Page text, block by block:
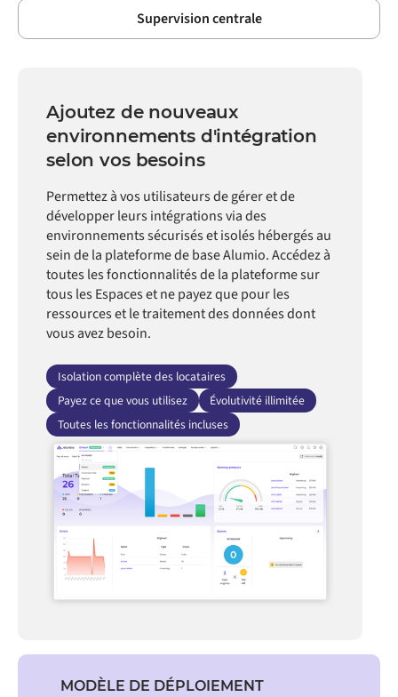
Supervision centrale
Ajoutez de nouveaux
environnements d'intégration
selon vos besoins
Permettez à vos utilisateurs de gérer et de
développer leurs intégrations via des
environnements sécurisés et isolés hébergés au
sein de la plateforme de base Alumio. Accédez à
toutes les fonctionnalités de la plateforme sur
tous les Espaces et ne payez que pour les
ressources et le traitement des données dont
vous avez besoin.
Isolation complète des locataires
Payez ce que vous utilisez
Évolutivité illimitée
Toutes les fonctionnalités incluses
MODÈLE DE DÉPLOIEMENT